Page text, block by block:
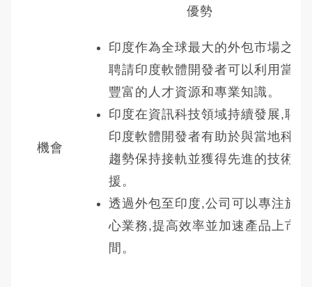
優勢
機會
印度作為全球最大的外包市場之一,
聘請印度軟體開發者可以利用當地
豐富的人才資源和專業知識。
印度在資訊科技領域持續發展,聘請
印度軟體開發者有助於與當地科技
趨勢保持接軌並獲得先進的技術支
援。
透過外包至印度,公司可以專注於核
心業務,提高效率並加速產品上市時
間。